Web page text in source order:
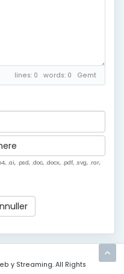
lines: 0 words: 0 Gemt
.psd, .doc, .docx, .pdf, .svg, .rar,
y Streaming. All Rights